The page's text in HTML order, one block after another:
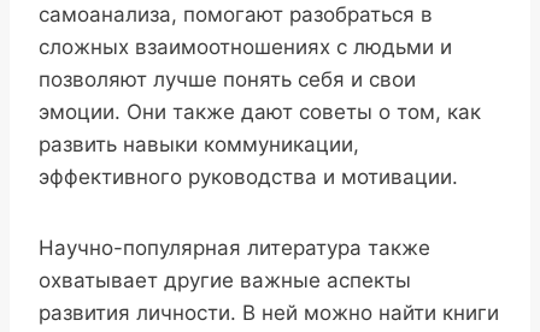
самоанализа, помогают разобраться в
сложных взаимоотношениях с людьми и
позволяют лучше понять себя и свои
эмоции. Они также дают советы о том, как
развить навыки коммуникации,
эффективного руководства и мотивации.
Научно-популярная литература также
охватывает другие важные аспекты
развития личности. В ней можно найти книги